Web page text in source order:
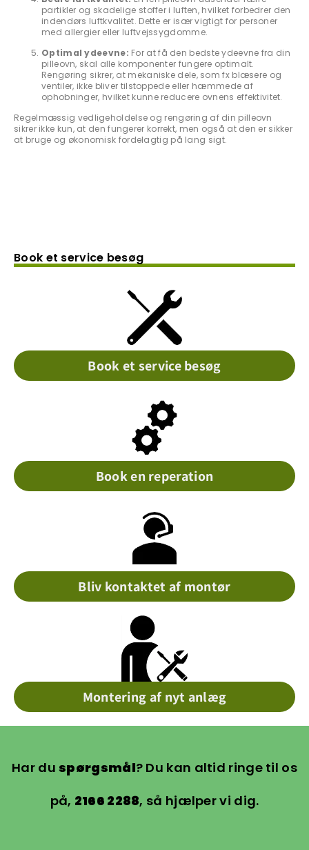
partikler og skadelige stoffer i luften, hvilket forbedrer den
indendørs luftkvalitet. Dette er især vigtigt for personer
med allergier eller luftvejssygdomme.
Optimal ydeevne: For at få den bedste ydeevne fra din
pilleovn, skal alle komponenter fungere optimalt.
Rengøring sikrer, at mekaniske dele, som fx blæsere og
ventiler, ikke bliver tilstoppede eller hæmmede af
ophobninger, hvilket kunne reducere ovnens effektivitet.
Regelmæssig vedligeholdelse og rengøring af din pilleovn
sikrer ikke kun, at den fungerer korrekt, men også at den er sikker
at bruge og økonomisk fordelagtig på lang sigt.
Book et service besøg
Book et service besøg
Book en reperation
Bliv kontaktet af montør
Montering af nyt anlæg
Har duspørgsmål? Du kan altid ringe til os
på, 2166 2288, så hjælper vi dig.